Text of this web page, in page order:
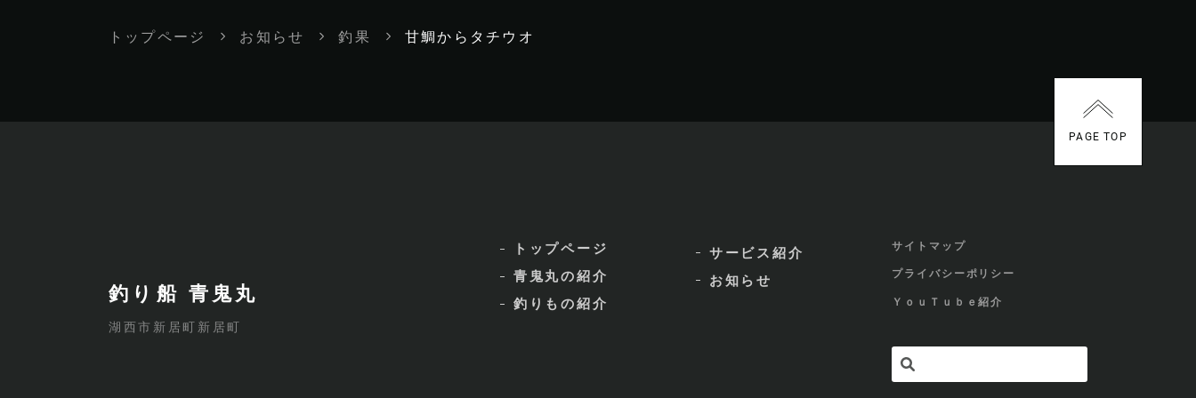
トップページ お知らせ 釣果 甘鯛からタチウオ
PAGE TOP
釣り船 青鬼丸
湖西市新居町新居町
トップページ
青鬼丸の紹介
釣りもの紹介
サービス紹介
お知らせ
サイトマップ
プライバシーポリシー
ＹｏｕＴｕｂｅ紹介